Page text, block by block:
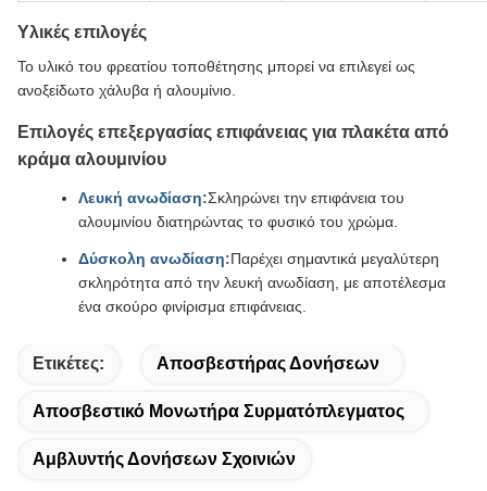
Υλικές επιλογές
Το υλικό του φρεατίου τοποθέτησης μπορεί να επιλεγεί ως
ανοξείδωτο χάλυβα ή αλουμίνιο.
Επιλογές επεξεργασίας επιφάνειας για πλακέτα από
κράμα αλουμινίου
Λευκή ανωδίαση:Σκληρώνει την επιφάνεια του
αλουμινίου διατηρώντας το φυσικό του χρώμα.
Δύσκολη ανωδίαση:Παρέχει σημαντικά μεγαλύτερη
σκληρότητα από την λευκή ανωδίαση, με αποτέλεσμα
ένα σκούρο φινίρισμα επιφάνειας.
Ετικέτες: Αποσβεστήρας Δονήσεων
Αποσβεστικό Μονωτήρα Συρματόπλεγματος
Αμβλυντής Δονήσεων Σχοινιών